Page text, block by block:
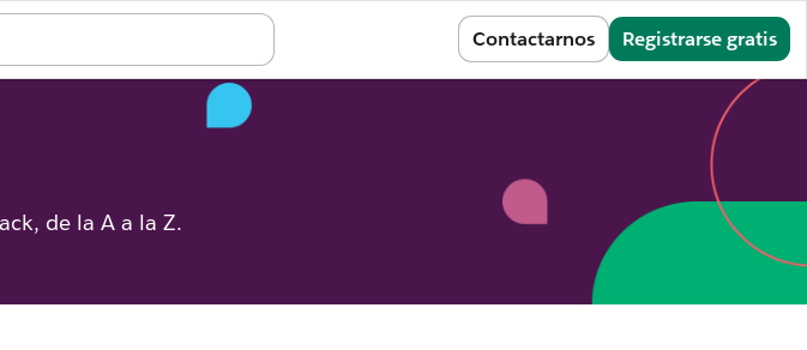
Contactarnos Registrarse gratis
de la A a la Z.